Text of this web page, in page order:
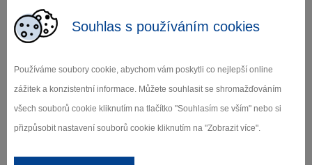
Souhlas s používáním cookies
Používáme soubory cookie, abychom vám poskytli co nejlepší online
zážitek a konzistentní informace. Můžete souhlasit se shromažďováním
všech souborů cookie kliknutím na tlačítko "Souhlasím se vším" nebo si
přizpůsobit nastavení souborů cookie kliknutím na "Zobrazit více".
televizi bTV.
Vstupné: 50,- Kč
Zamilujte si Vysočinu